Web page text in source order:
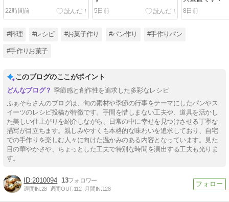
22時間前
5日前
8日前
#料理 #レシピ #お菓子作り #パン作り #手作りパン
#手作りお菓子
このブログのここがポイント
季節感と創作性を追求した多彩なレシピ
ふぁそらさんのブログは、旬の素材や季節の行事をテーマにしたパンやス
イーツのレシピ投稿が特徴です。手間を惜しまない工夫や、道具を活かし
た美しい仕上がりを紹介しながら、日常の中に幸せを見つけさせる丁寧な
描写が目立ちます。親しみやすくも本格的な味わいを追求しており、自宅
での手作りを楽しむ人々に向けた温かみのある内容となっています。見た
目の華やかさや、ちょっとした工夫で特別な時間を演出する工夫も光りま
す。
2010094 13
週間IN:28 週間OUT:112 月間IN:128